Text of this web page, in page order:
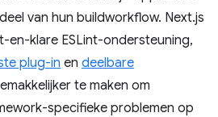
van hun buildworkflow. Next.js
en-klare ESLint-ondersteuning,
plug-in en deelbare
te maken om
specifieke problemen op